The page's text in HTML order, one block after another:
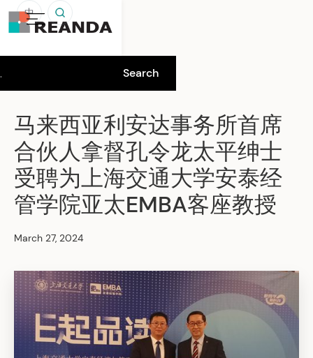
中
马来西亚利安达事务所首席
合伙人拿督孔令龙太平绅士
受聘为上海交通大学安泰经
管学院亚太EMBA客座教授
March 27, 2024